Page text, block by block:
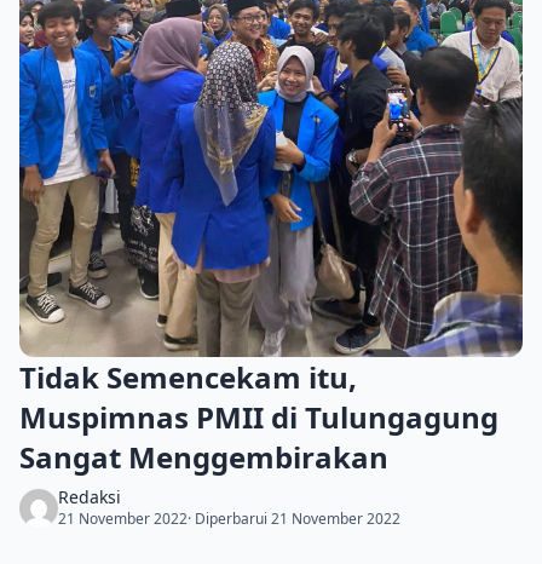
Tidak Semencekam itu,
Muspimnas PMII di Tulungagung
Sangat Menggembirakan
Redaksi
21 November 2022· Diperbarui 21 November 2022